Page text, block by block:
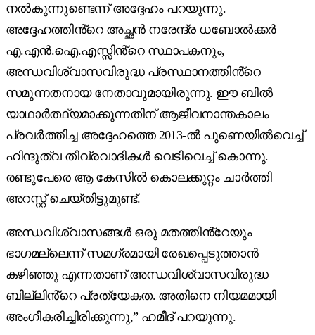
നൽകുന്നുണ്ടെന്ന് അദ്ദേഹം പറയുന്നു.
അദ്ദേഹത്തിൻ്റെ അച്ഛൻ നരേന്ദ്ര ധബോൽക്കർ
എ.എൻ.ഐ.എസ്സിൻ്റെ സ്ഥാപകനും,
അന്ധവിശ്വാസവിരുദ്ധ പ്രസ്ഥാനത്തിൻ്റെ
സമുന്നതനായ നേതാവുമായിരുന്നു. ഈ ബിൽ
യാഥാർത്ഥ്യമാക്കുന്നതിന് ആജീവനാന്തകാലം
പ്രവർത്തിച്ച അദ്ദേഹത്തെ 2013-ൽ പുണെയിൽവെച്ച്
ഹിന്ദുത്വ തീവ്രവാദികൾ വെടിവെച്ച് കൊന്നു.
രണ്ടുപേരെ ആ കേസിൽ കൊലക്കുറ്റം ചാർത്തി
അറസ്റ്റ് ചെയ്തിട്ടുമുണ്ട്.
അന്ധവിശ്വാസങ്ങൾ ഒരു മതത്തിൻ്റേയും
ഭാഗമല്ലെന്ന് സമഗ്രമായി രേഖപ്പെടുത്താൻ
കഴിഞ്ഞു എന്നതാണ് അന്ധവിശ്വാസവിരുദ്ധ
ബില്ലിൻ്റെ പ്രത്യേകത. അതിനെ നിയമമായി
അംഗീകരിച്ചിരിക്കുന്നു,” ഹമീദ് പറയുന്നു.